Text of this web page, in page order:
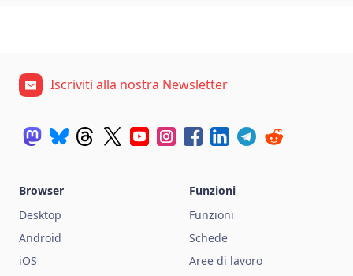
Iscriviti alla nostra Newsletter
Browser
Desktop
Android
iOS
Funzioni
Funzioni
Schede
Aree di lavoro